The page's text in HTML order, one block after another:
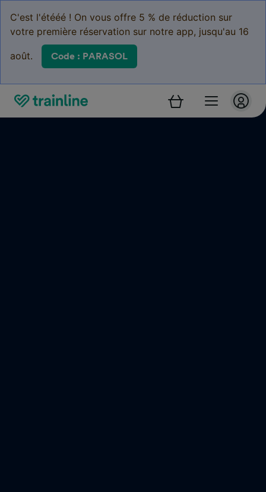
C'est l'étééé ! On vous offre 5 % de réduction sur
votre première réservation sur notre app, jusqu'au 16
août. Code : PARASOL